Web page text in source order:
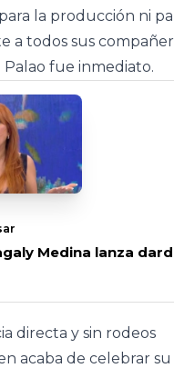
la producción ni
a todos sus
Palao fue inmediato.
Medina lanza
directa y sin rodeos
acaba de celebrar